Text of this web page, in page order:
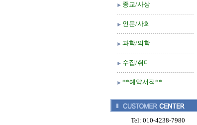
종교/사상
인문/사회
과학/의학
수집/취미
**예약서적**
Tel: 010-4238-7980